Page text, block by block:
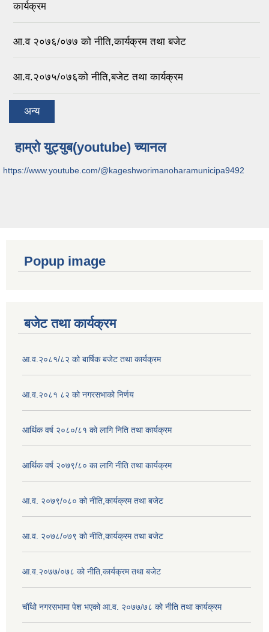
कार्यक्रम
आ.व २०७६/०७७ को नीति,कार्यक्रम तथा बजेट
आ.व.२०७५/०७६को नीति,बजेट तथा कार्यक्रम
अन्य
हाम्रो युट्युब(youtube) च्यानल
https://www.youtube.com/@kageshworimanoharamunicipa9492
Popup image
बजेट तथा कार्यक्रम
आ.व.२०८१/८२ को बार्षिक बजेट तथा कार्यक्रम
आ.व.२०८१ ८२ को नगरसभाको निर्णय
आर्थिक वर्ष २०८०/८१ को लागि निति तथा कार्यक्रम
आर्थिक वर्ष २०७९/८० का लागि नीति तथा कार्यक्रम
आ.व. २०७९/०८० को नीति,कार्यक्रम तथा बजेट
आ.व. २०७८/०७९ को नीति,कार्यक्रम तथा बजेट
आ.व.२०७७/०७८ को नीति,कार्यक्रम तथा बजेट
चौँथो नगरसभामा पेश भएको आ.व. २०७७/७८ को नीति तथा कार्यक्रम